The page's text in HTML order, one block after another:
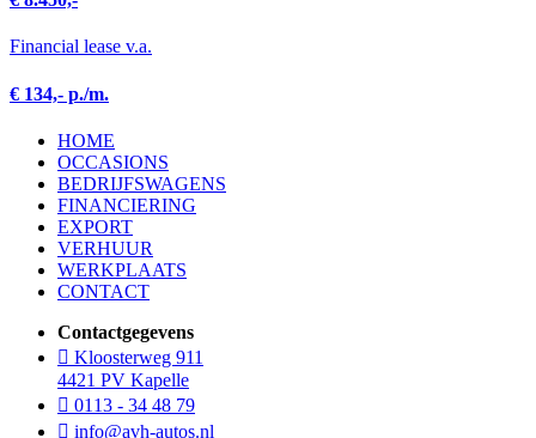
Financial lease v.a.
€ 134,- p./m.
HOME
OCCASIONS
BEDRIJFSWAGENS
FINANCIERING
EXPORT
VERHUUR
WERKPLAATS
CONTACT
Contactgegevens
Kloosterweg 911
4421 PV Kapelle
0113 - 34 48 79
info@avh-autos.nl